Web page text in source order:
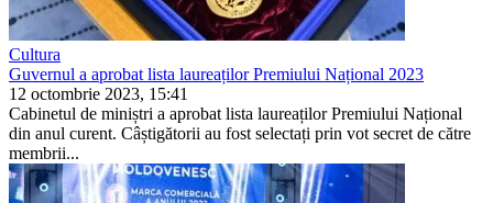
Cultura
Guvernul a aprobat lista laureaților Premiului Național 2023
12 octombrie 2023, 15:41
Cabinetul de miniștri a aprobat lista laureaților Premiului Național
din anul curent. Câștigătorii au fost selectați prin vot secret de către
membrii...